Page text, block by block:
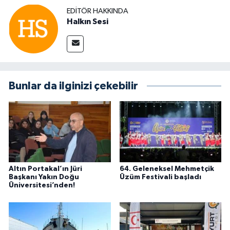
EDITÖR HAKKINDA
Halkın Sesi
Bunlar da ilginizi çekebilir
Altın Portakal’ın Jüri
Başkanı Yakın Doğu
Üniversitesi’nden!
64. Geleneksel Mehmetçik
Üzüm Festivali başladı